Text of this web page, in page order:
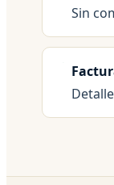
Sin